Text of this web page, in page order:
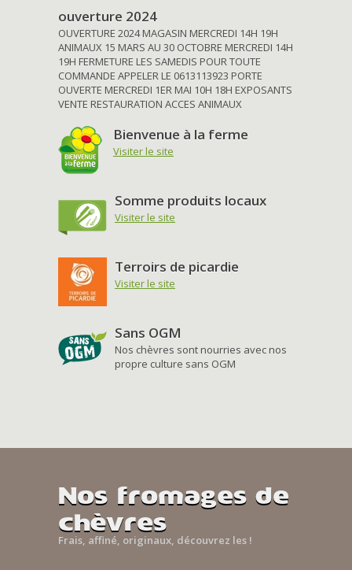
ouverture 2024
OUVERTURE 2024 MAGASIN MERCREDI 14H 19H
ANIMAUX 15 MARS AU 30 OCTOBRE MERCREDI 14H
19H FERMETURE LES SAMEDIS POUR TOUTE
COMMANDE APPELER LE 0613113923 PORTE
OUVERTE MERCREDI 1ER MAI 10H 18H EXPOSANTS
VENTE RESTAURATION ACCES ANIMAUX
Bienvenue à la ferme
Visiter le site
Somme produits locaux
Visiter le site
Terroirs de picardie
Visiter le site
Sans OGM
Nos chèvres sont nourries avec nos
propre culture sans OGM
Nos fromages de
chèvres
Frais, affiné, originaux, découvrez les !